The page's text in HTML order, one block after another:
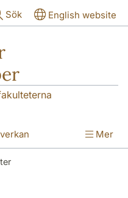
Sök English website
Mer